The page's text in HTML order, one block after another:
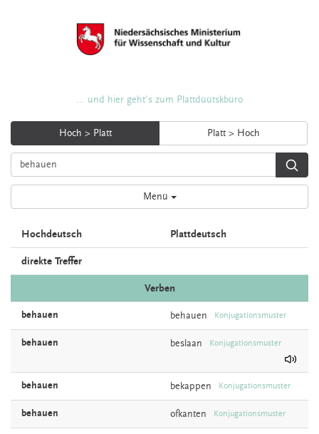
... und hier geht's zum Plattdüütskbüro
Hoch > Platt Platt > Hoch
Menü
Hochdeutsch Plattdeutsch
direkte Treffer
Verben
behauen behauen Konjugationsmuster
behauen beslaan Konjugationsmuster
behauen bekappen Konjugationsmuster
behauen ofkanten Konjugationsmuster